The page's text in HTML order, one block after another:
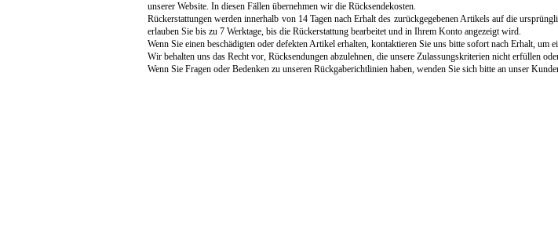
unserer Website. In diesen Fällen übernehmen wir die Rücksendekosten.
Rückerstattungen werden innerhalb von 14 Tagen nach Erhalt des zurückgegebenen Artikels auf die
erlauben Sie bis zu 7 Werktage, bis die Rückerstattung bearbeitet und in Ihrem Konto angezeigt wird.
Wenn Sie einen beschädigten oder defekten Artikel erhalten, kontaktieren Sie uns bitte sofort nach Erhalt, um
Wir behalten uns das Recht vor, Rücksendungen abzulehnen, die unsere Zulassungskriterien nicht erfüllen
Wenn Sie Fragen oder Bedenken zu unseren Rückgaberichtlinien haben, wenden Sie sich bitte an unser